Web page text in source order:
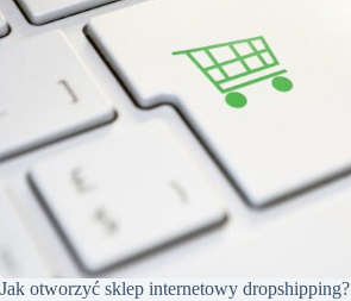
Jak otworzyć sklep internetowy dropshipping?